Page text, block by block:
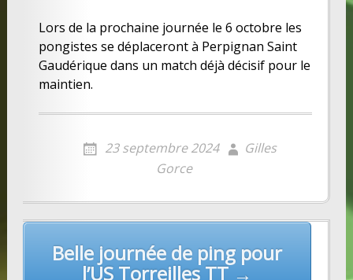
Lors de la prochaine journée le 6 octobre les
pongistes se déplaceront à Perpignan Saint
Gaudérique dans un match déjà décisif pour le
maintien.
23 septembre 2024
Gilles
Gorce
Post
navigation
Belle journée de ping pour
l’US Torreilles TT →